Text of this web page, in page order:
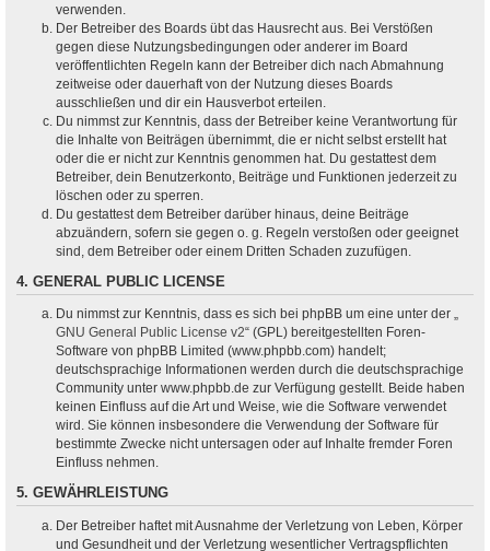
verwenden.
Der Betreiber des Boards übt das Hausrecht aus. Bei Verstößen
gegen diese Nutzungsbedingungen oder anderer im Board
veröffentlichten Regeln kann der Betreiber dich nach Abmahnung
zeitweise oder dauerhaft von der Nutzung dieses Boards
ausschließen und dir ein Hausverbot erteilen.
Du nimmst zur Kenntnis, dass der Betreiber keine Verantwortung für
die Inhalte von Beiträgen übernimmt, die er nicht selbst erstellt hat
oder die er nicht zur Kenntnis genommen hat. Du gestattest dem
Betreiber, dein Benutzerkonto, Beiträge und Funktionen jederzeit zu
löschen oder zu sperren.
Du gestattest dem Betreiber darüber hinaus, deine Beiträge
abzuändern, sofern sie gegen o. g. Regeln verstoßen oder geeignet
sind, dem Betreiber oder einem Dritten Schaden zuzufügen.
4. GENERAL PUBLIC LICENSE
Du nimmst zur Kenntnis, dass es sich bei phpBB um eine unter der „
GNU General Public License v2“ (GPL) bereitgestellten Foren-
Software von phpBB Limited (www.phpbb.com) handelt;
deutschsprachige Informationen werden durch die deutschsprachige
Community unter www.phpbb.de zur Verfügung gestellt. Beide haben
keinen Einfluss auf die Art und Weise, wie die Software verwendet
wird. Sie können insbesondere die Verwendung der Software für
bestimmte Zwecke nicht untersagen oder auf Inhalte fremder Foren
Einfluss nehmen.
5. GEWÄHRLEISTUNG
Der Betreiber haftet mit Ausnahme der Verletzung von Leben, Körper
und Gesundheit und der Verletzung wesentlicher Vertragspflichten